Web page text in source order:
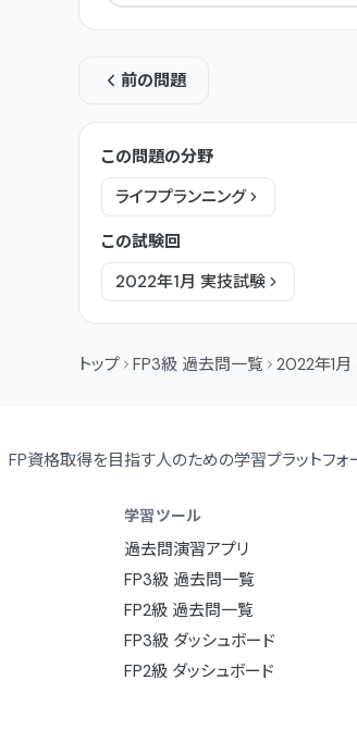
前の問題
この問題の分野
ライフプランニング
この試験回
2022年1月 実技試験
トップ FP3級 過去問一覧 2022年1月
FP資格取得を目指す人のための学習プラットフォ
学習ツール
過去問演習アプリ
FP3級 過去問一覧
FP2級 過去問一覧
FP3級 ダッシュボード
FP2級 ダッシュボード